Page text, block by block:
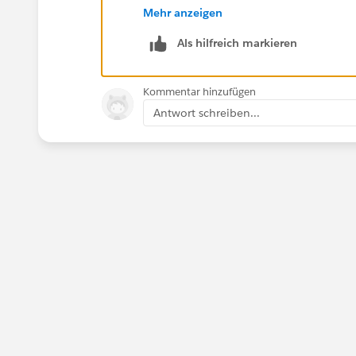
Mehr anzeigen
Als hilfreich markieren
Kommentar hinzufügen
Antwort schreiben...